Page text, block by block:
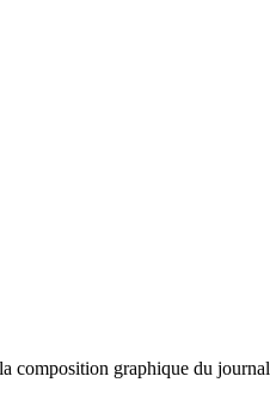
composition graphique du journal